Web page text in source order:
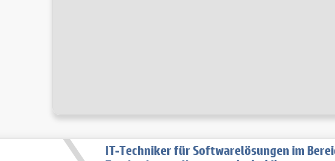
IT-Techniker für Softwarelösungen im